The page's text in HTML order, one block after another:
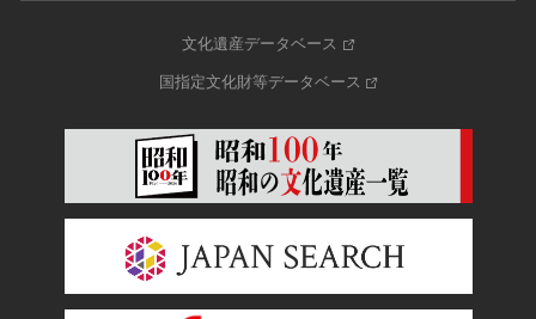
文化遺産データベース
国指定文化財等データベース